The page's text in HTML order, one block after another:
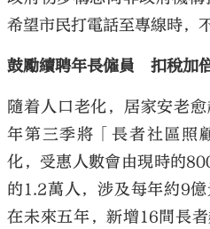
希望市民打電話至專線時，
鼓勵續聘年長僱員 扣稅加
隨着人口老化，居家安老
年第三季將「長者社區照
化，受惠人數會由現時的
的1.2萬人，涉及每年約9
在未來五年，新增16間長